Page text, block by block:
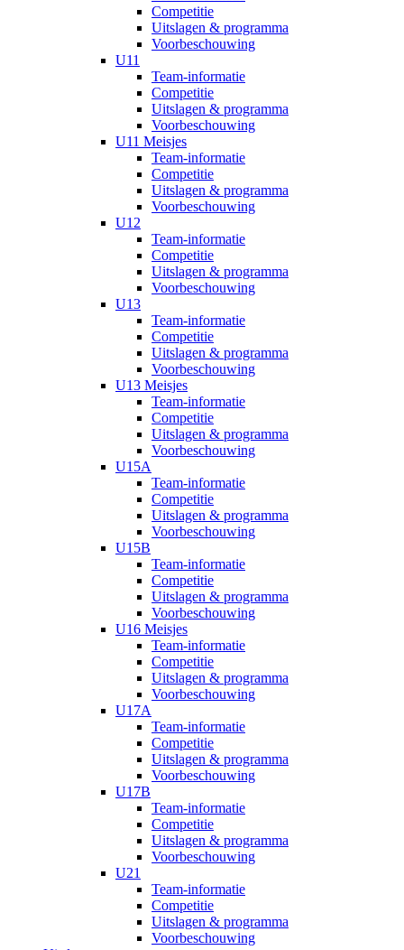
Competitie
Uitslagen & programma
Voorbeschouwing
U11
Team-informatie
Competitie
Uitslagen & programma
Voorbeschouwing
U11 Meisjes
Team-informatie
Competitie
Uitslagen & programma
Voorbeschouwing
U12
Team-informatie
Competitie
Uitslagen & programma
Voorbeschouwing
U13
Team-informatie
Competitie
Uitslagen & programma
Voorbeschouwing
U13 Meisjes
Team-informatie
Competitie
Uitslagen & programma
Voorbeschouwing
U15A
Team-informatie
Competitie
Uitslagen & programma
Voorbeschouwing
U15B
Team-informatie
Competitie
Uitslagen & programma
Voorbeschouwing
U16 Meisjes
Team-informatie
Competitie
Uitslagen & programma
Voorbeschouwing
U17A
Team-informatie
Competitie
Uitslagen & programma
Voorbeschouwing
U17B
Team-informatie
Competitie
Uitslagen & programma
Voorbeschouwing
U21
Team-informatie
Competitie
Uitslagen & programma
Voorbeschouwing